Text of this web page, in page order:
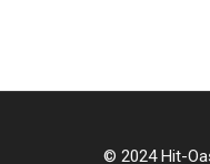
© 2024 Hit-